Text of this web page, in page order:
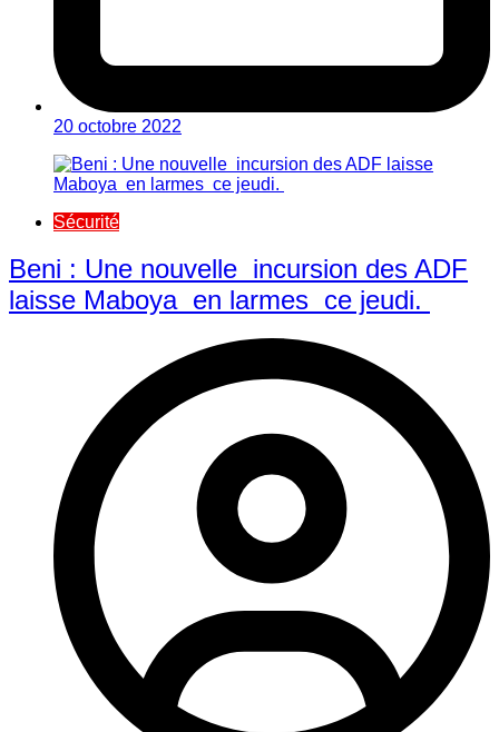
20 octobre 2022
Sécurité
Beni : Une nouvelle incursion des ADF
laisse Maboya en larmes ce jeudi.